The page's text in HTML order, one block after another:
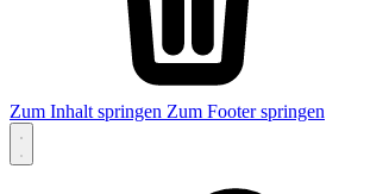
Zum Inhalt springen Zum Footer springen